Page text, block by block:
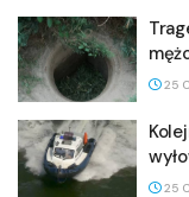
25
25